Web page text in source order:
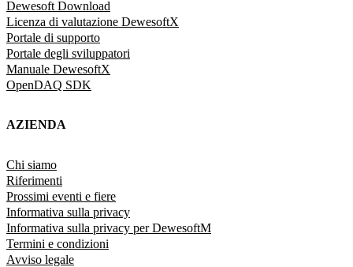
Dewesoft Download
Licenza di valutazione DewesoftX
Portale di supporto
Portale degli sviluppatori
Manuale DewesoftX
OpenDAQ SDK
AZIENDA
Chi siamo
Riferimenti
Prossimi eventi e fiere
Informativa sulla privacy
Informativa sulla privacy per DewesoftM
Termini e condizioni
Avviso legale